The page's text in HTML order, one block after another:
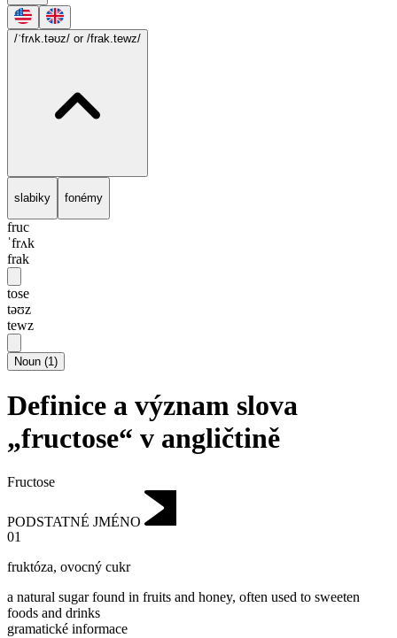
/ˈfrʌk.təʊz/ or /frak.tewz/
slabiky fonémy
fruc
ˈfrʌk
frak
tose
təʊz
tewz
Noun (1)
Definice a význam slova
„fructose“ v angličtině
Fructose
PODSTATNÉ JMÉNO
01
fruktóza, ovocný cukr
a natural sugar found in fruits and honey, often used to sweeten
foods and drinks
gramatické informace